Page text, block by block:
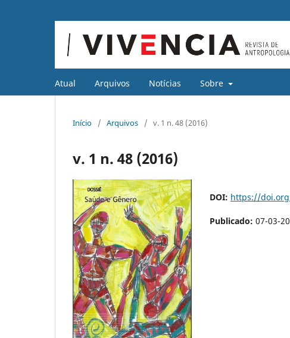
Atual Arquivos Notícias Sobre
Início / Arquivos / v. 1 n. 48 (2016)
v. 1 n. 48 (2016)
DOI: https://
Publicado: 07-03-